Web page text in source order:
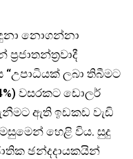
නොගන්නා
“උපාධියක් ලබා තිබීමට
වසරකට ඩොලර්
ඇති ඉඩකඩ වැඩි
හෙළි විය. සුදු
ඡන්දදායකයින්